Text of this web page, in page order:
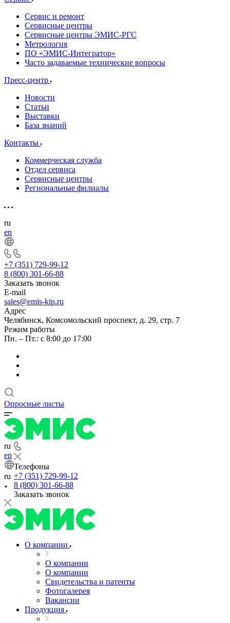
Сервис и ремонт
Сервисные центры
Сервисные центры ЭМИС-РГС
Метрология
ПО «ЭМИС-Интегратор»
Часто задаваемые технические вопросы
Пресс-центр
Новости
Статьи
Выставки
База знаний
Контакты
Коммерческая служба
Отдел сервиса
Сервисные центры
Региональные филиалы
ru
en
+7 (351) 729-99-12
8 (800) 301-66-88
Заказать звонок
E-mail
sales@emis-kip.ru
Адрес
Челябинск, Комсомольский проспект, д. 29, стр. 7
Режим работы
Пн. – Пт.: с 8:00 до 17:00
Опросные листы
ru
en
ru
Телефоны
+7 (351) 729-99-12
8 (800) 301-66-88
Заказать звонок
О компании
О компании
О компании
Свидетельства и патенты
Фотогалерея
Вакансии
Продукция